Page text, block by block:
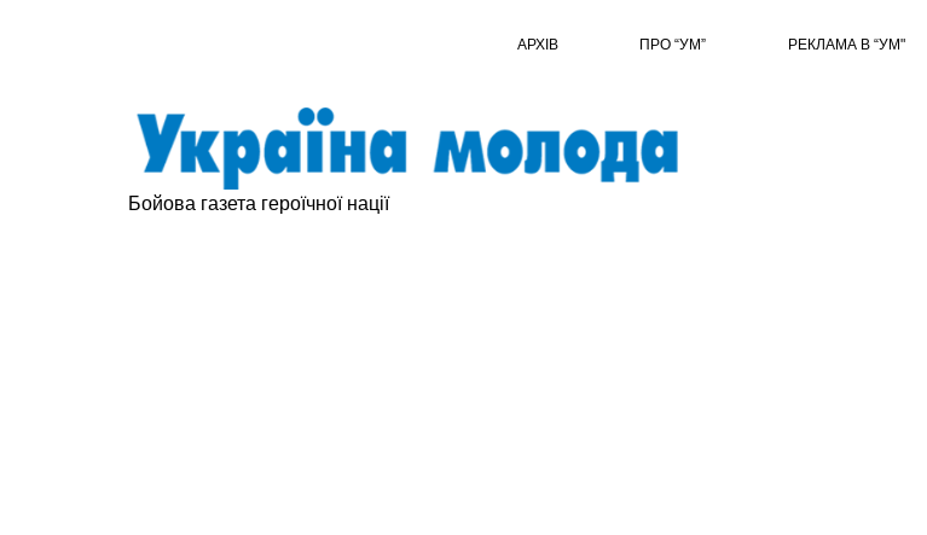
АРХІВ ПРО “УМ” РЕКЛАМА В “УМ"
Бойова газета героїчної нації